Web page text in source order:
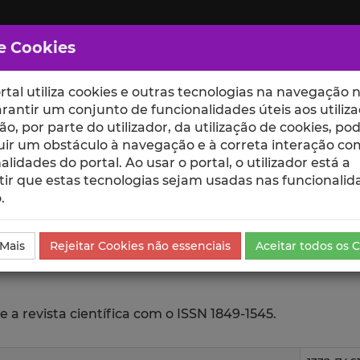
ESCOLAS UNIDADES
revista científica com o ISSN 1849-1545.
Cookies
utiliza cookies e outras tecnologias na navegação
um conjunto de funcionalidades úteis aos
por parte do utilizador, da utilização de cookies,
um obstáculo à navegação e à correta interação
do portal. Ao usar o portal, o utilizador está a
que estas tecnologias sejam usadas nas
Rejeitar Cookies não essenciais Aceitar todos os